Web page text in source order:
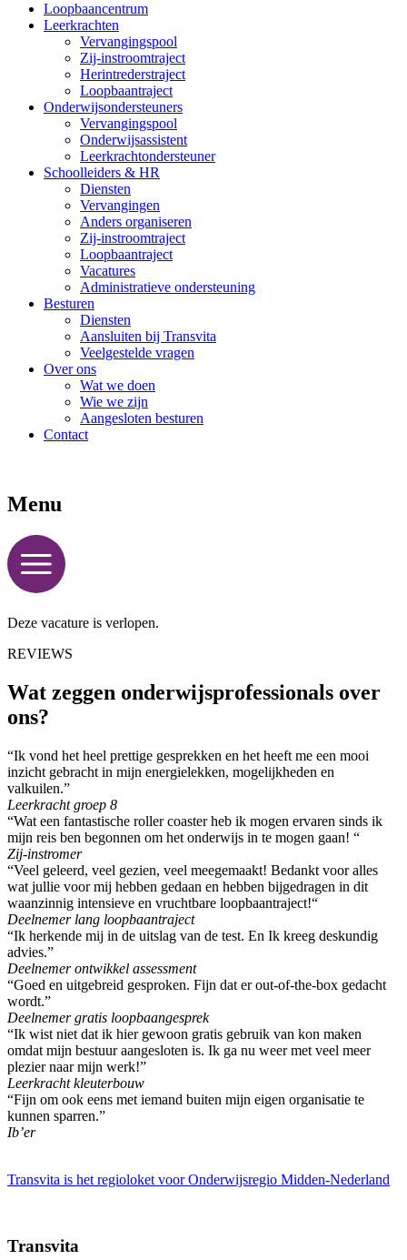
Loopbaancentrum
Leerkrachten
Vervangingspool
Zij-instroomtraject
Herintrederstraject
Loopbaantraject
Onderwijsondersteuners
Vervangingspool
Onderwijsassistent
Leerkrachtondersteuner
Schoolleiders & HR
Diensten
Vervangingen
Anders organiseren
Zij-instroomtraject
Loopbaantraject
Vacatures
Administratieve ondersteuning
Besturen
Diensten
Aansluiten bij Transvita
Veelgestelde vragen
Over ons
Wat we doen
Wie we zijn
Aangesloten besturen
Contact
Menu
Deze vacature is verlopen.
REVIEWS
Wat zeggen onderwijsprofessionals over
ons?
“Ik vond het heel prettige gesprekken en het heeft me een mooi
inzicht gebracht in mijn energielekken, mogelijkheden en
valkuilen.”
Leerkracht groep 8
“Wat een fantastische roller coaster heb ik mogen ervaren sinds ik
mijn reis ben begonnen om het onderwijs in te mogen gaan! “
Zij-instromer
“Veel geleerd, veel gezien, veel meegemaakt! Bedankt voor alles
wat jullie voor mij hebben gedaan en hebben bijgedragen in dit
waanzinnig intensieve en vruchtbare loopbaantraject!“
Deelnemer lang loopbaantraject
“Ik herkende mij in de uitslag van de test. En Ik kreeg deskundig
advies.”
Deelnemer ontwikkel assessment
“Goed en uitgebreid gesproken. Fijn dat er out-of-the-box gedacht
wordt.”
Deelnemer gratis loopbaangesprek
“Ik wist niet dat ik hier gewoon gratis gebruik van kon maken
omdat mijn bestuur aangesloten is. Ik ga nu weer met veel meer
plezier naar mijn werk!”
Leerkracht kleuterbouw
“Fijn om ook eens met iemand buiten mijn eigen organisatie te
kunnen sparren.”
Ib’er
Transvita is het regioloket voor Onderwijsregio Midden-Nederland
Transvita